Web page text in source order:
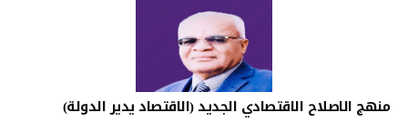
منهج الاصلاح الاقتصادي الجديد (الاقتصاد يدير الدولة)